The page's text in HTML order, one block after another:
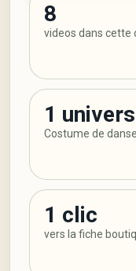
8
videos dans cette
1 univers
Costume de
1 clic
vers la fiche